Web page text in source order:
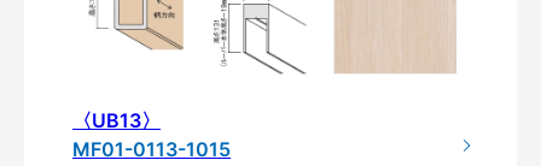
〈UB13〉
MF01-0113-1015